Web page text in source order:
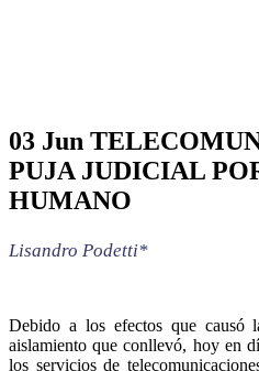
PUJA
DERECHO
03 Jun
PUJA JUDICIAL
HUMANO
Lisandro Podetti*
Debido a los efectos que causó
aislamiento que conllevó, hoy en
los servicios de